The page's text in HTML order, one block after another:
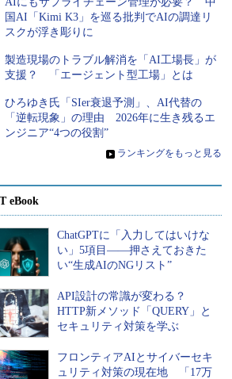
国AI「Kimi K3」を巡る批判でAIの調達リ
スクが浮き彫りに
製造現場のトラブル解消を「AI工場長」が
支援？ 「エージェント型工場」とは
ひろゆき氏「SIer衰退予測」、AI代替の
「逆転現象」の理由 2026年に生き残るエ
ンジニア“4つの役割”
» ランキングをもっと見る
eBook
ChatGPTに「入力してはいけな
い」5項目――押さえておきた
い“生成AIのNGリスト”
API設計の常識が変わる？
HTTP新メソッド「QUERY」と
セキュリティ対策を学ぶ
フロンティアAIとサイバーセキ
ュリティ対策の現在地 「17万